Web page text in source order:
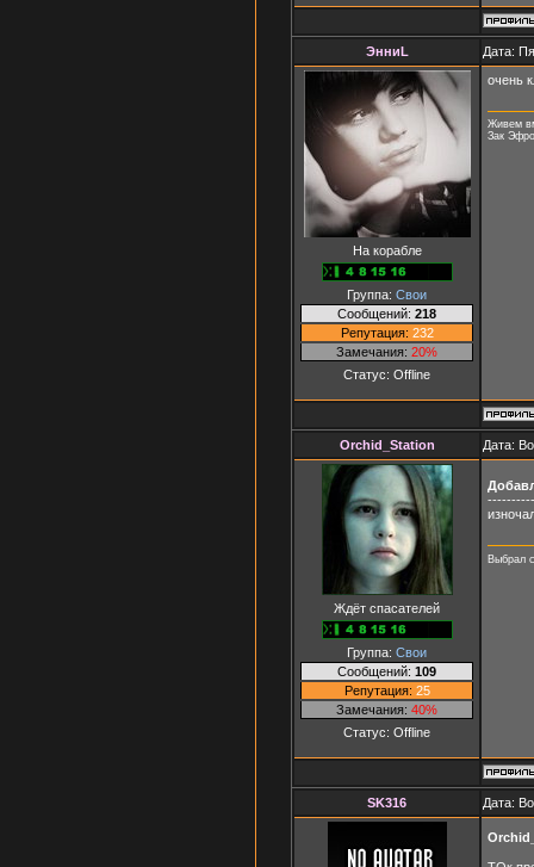
ЭнниL Дата:
На корабле
Группа: Свои
Сообщений: 218
Репутация: 232
Замечания: 20%
Статус: Offline
очень
Живем
Зак
Orchid_Station Дата:
Ждёт спасателей
Группа: Свои
Сообщений: 109
Репутация: 25
Замечания: 40%
Статус: Offline
Выбрал
SK316 Дата: